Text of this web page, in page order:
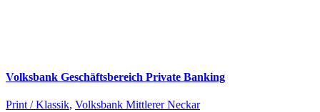
Volksbank Geschäftsbereich Private Banking
Print / Klassik, Volksbank Mittlerer Neckar